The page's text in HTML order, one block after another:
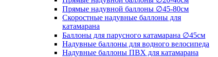
Прямые надувной баллоны ∅45-80см
Скоростные надувные баллоны для
катамарана
Баллоны для парусного катамарана ∅45см
Надувные баллоны для водного велосипеда
Надувные баллоны ПВХ для катамарана